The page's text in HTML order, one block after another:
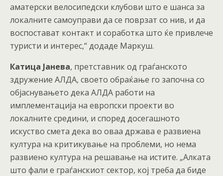
аматерски велосипедски клубови што е шанса за
локалните самоуправи да се поврзат со нив, и да
воспостават контакт и соработка што ќе привлече
туристи и интерес,“ додаде Маркуш.
Катица Јанева, претставник од граѓанското
здружение АЛДА, своето обраќање го започна со
објаснувањето дека АЛДА работи на
имплементација на европски проекти во
локалните средини, и според досегашното
искуство смета дека во оваа држава е развиена
култура на критикување на проблеми, но нема
развиено култура на решавање на истите. „Алката
што фали е граѓанскиот сектор, кој треба да биде